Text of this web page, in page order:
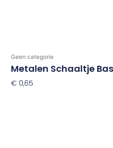
Geen categorie
Metalen Schaaltje
€ 0,65